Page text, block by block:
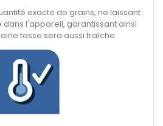
exacte de grains, ne laissant
l'appareil, garantissant ainsi
tasse sera aussi fraîche.